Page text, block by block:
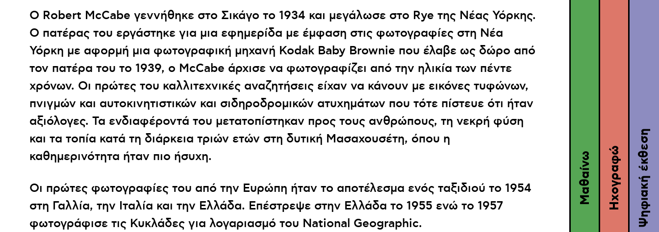
Μαθαίνω Ηχογραφώ Ψηφιακή έκθεση
Ο Robert McCabe γεννήθηκε στο Σικάγο το 1934 και μεγάλωσε στο Rye της Νέας Υόρκης.
Ο πατέρας του εργάστηκε για μια εφημερίδα με έμφαση στις φωτογραφίες στη Νέα
Υόρκη με αφορμή μια φωτογραφική μηχανή Kodak Baby Brownie που έλαβε ως δώρο από
τον πατέρα του το 1939, ο McCabe άρχισε να φωτογραφίζει από την ηλικία των πέντε
χρόνων. Οι πρώτες του καλλιτεχνικές αναζητήσεις είχαν να κάνουν με εικόνες τυφώνων,
πνιγμών και αυτοκινητιστικών και σιδηροδρομικών ατυχημάτων που τότε πίστευε ότι ήταν
αξιόλογες. Τα ενδιαφέροντά του μετατοπίστηκαν προς τους ανθρώπους, τη νεκρή φύση
και τα τοπία κατά τη διάρκεια τριών ετών στη δυτική Μασαχουσέτη, όπου η
καθημερινότητα ήταν πιο ήσυχη.
Οι πρώτες φωτογραφίες του από την Ευρώπη ήταν το αποτέλεσμα ενός ταξιδιού το 1954
στη Γαλλία, την Ιταλία και την Ελλάδα. Επέστρεψε στην Ελλάδα το 1955 ενώ το 1957
φωτογράφισε τις Κυκλάδες για λογαριασμό του National Geographic.